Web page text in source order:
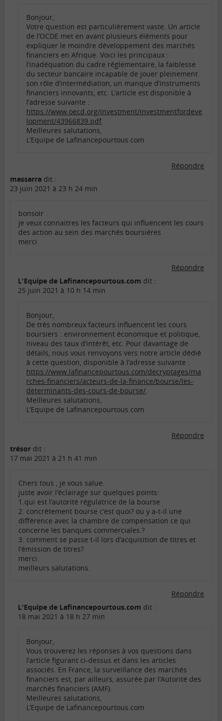
Bonjour,
Votre question est particulièrement vaste. Un article
de l’OCDE met en avant plusieurs éléments pour
expliquer le moindre développement des marchés
financiers en Afrique. Voici les principaux :
l’inadéquation du cadre réglementaire, la faiblesse
du secteur bancaire incapable de jouer pleinement
son rôle d’intermédiation, un manque d’instruments
financiers innovants, etc. L’article est disponible à
l’adresse suivante :
https://www.oecd.org/investment/investmentfordeve
lopment/43966839.pdf.
Meilleures salutations,
L’Equipe de Lafinancepourtous.com
Répondre
massarra dit :
23 juin 2021 à 23 h 24 min
bonsoir
je veux connaitres les facteurs qui influencent les cours
des action au sein des marchés boursiéres
merci
Répondre
L'Equipe de Lafinancepourtous.com dit :
25 juin 2021 à 10 h 14 min
Bonjour,
De très nombreux facteurs influencent les cours
boursiers : environnement économique et politique,
niveau des taux d’intérêt, etc. Pour davantage de
détails, nous vous renvoyons vers notre article dédié
à cette question, disponible à l’adresse suivante :
https://www.lafinancepourtous.com/decryptages/ma
rches-financiers/acteurs-de-la-finance/bourse/les-
determinants-des-cours-de-bourse/.
Meilleures salutations,
L’Equipe de Lafinancepourtous.com
Répondre
trésor dit :
17 mai 2021 à 21 h 41 min
Chers tous , je vous salue.
juste avoir l’éclairage sur quelques points:
1.qui est l’autorité régulatrice de la bourse
2. concrètement bourse c’est quoi? ou y a-t-il une
différence avec la chambre de compensation ce qui
concerne les banques commerciales.?
3. comment se passe t-il lors d’acquisition de titres et
l’émission de titres?
merci.
meilleurs salutations.
Répondre
L'Equipe de Lafinancepourtous.com dit :
18 mai 2021 à 18 h 27 min
Bonjour,
Vous trouverez les réponses à vos questions dans
l’article figurant ci-dessus et dans les articles
associés. En France, la surveillance des marchés
financiers est, par ailleurs, assurée par l’Autorité des
marchés financiers (AMF).
Meilleures salutations,
L’Equipe de Lafinancepourtous.com